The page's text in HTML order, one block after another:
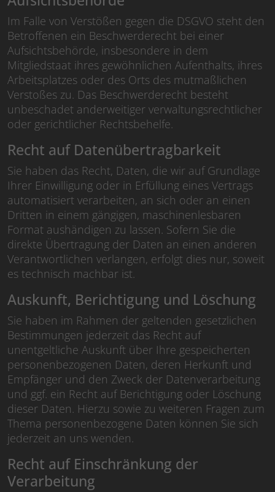
Im Falle von Verstößen gegen die DSGVO steht den
Betroffenen ein Beschwerderecht bei einer
Aufsichtsbehörde, insbesondere in dem
Mitgliedstaat ihres gewöhnlichen Aufenthalts, ihres
Arbeitsplatzes oder des Orts des mutmaßlichen
Verstoßes zu. Das Beschwerderecht besteht
unbeschadet anderweitiger verwaltungsrechtlicher
oder gerichtlicher Rechtsbehelfe.
Recht auf Daten­übertrag­barkeit
Sie haben das Recht, Daten, die wir auf Grundlage
Ihrer Einwilligung oder in Erfüllung eines Vertrags
automatisiert verarbeiten, an sich oder an einen
Dritten in einem gängigen, maschinenlesbaren
Format aushändigen zu lassen. Sofern Sie die
direkte Übertragung der Daten an einen anderen
Verantwortlichen verlangen, erfolgt dies nur, soweit
es technisch machbar ist.
Auskunft, Berichtigung und Löschung
Sie haben im Rahmen der geltenden gesetzlichen
Bestimmungen jederzeit das Recht auf
unentgeltliche Auskunft über Ihre gespeicherten
personenbezogenen Daten, deren Herkunft und
Empfänger und den Zweck der Datenverarbeitung
und ggf. ein Recht auf Berichtigung oder Löschung
dieser Daten. Hierzu sowie zu weiteren Fragen zum
Thema personenbezogene Daten können Sie sich
jederzeit an uns wenden.
Recht auf Einschränkung der
Verarbeitung